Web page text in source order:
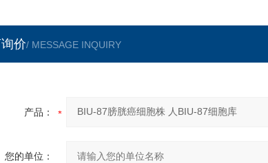
价/ MESSAGE INQUIRY
产品：
您的单位：